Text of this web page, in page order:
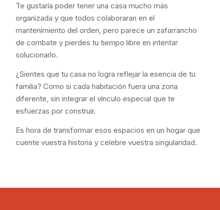
Te gustaría poder tener una casa mucho más
organizada y que todos colaboraran en el
mantenimiento del orden, pero parece un zafarrancho
de combate y pierdes tu tiempo libre en intentar
solucionarlo.
¿Sientes que tu casa no logra reflejar la esencia de tu
familia? Como si cada habitación fuera una zona
diferente, sin integrar el vínculo especial que te
esfuerzas por construir.
Es hora de transformar esos espacios en un hogar que
cuente vuestra historia y celebre vuestra singularidad.